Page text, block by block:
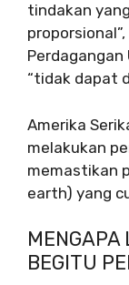
tindakan
Perdagangan
“tidak dapat
Amerika
melakukan
memastikan
earth) yang
MENGAPA
BEGITU